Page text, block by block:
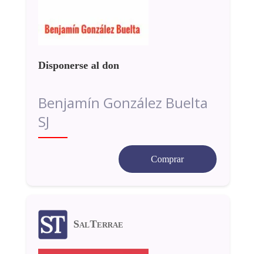
Disponerse al don
Benjamín González Buelta
SJ
Comprar
SalTerrae